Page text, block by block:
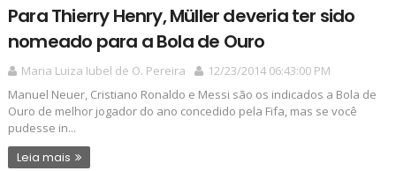
Para Thierry Henry, Müller deveria ter sido
nomeado para a Bola de Ouro
Maria Luiza Iubel de O. Pereira
12/23/2014 06:43:00 PM
Manuel Neuer, Cristiano Ronaldo e Messi são os indicados a Bola de
Ouro de melhor jogador do ano concedido pela Fifa, mas se você
pudesse in...
Leia mais